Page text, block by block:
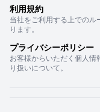
利用規約
当社をご利用する上でのル
ります。
プライバシーポリシー
お客様からいただく個人情
り扱いについて。